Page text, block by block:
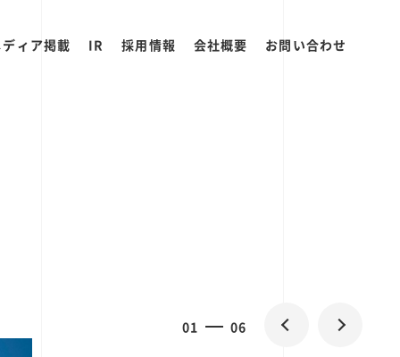
ィア掲載 IR 採用情報 会社概要 お問い合わせ
0 06